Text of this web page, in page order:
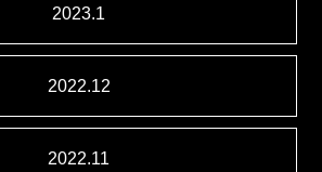
2023.1
2022.12
2022.11